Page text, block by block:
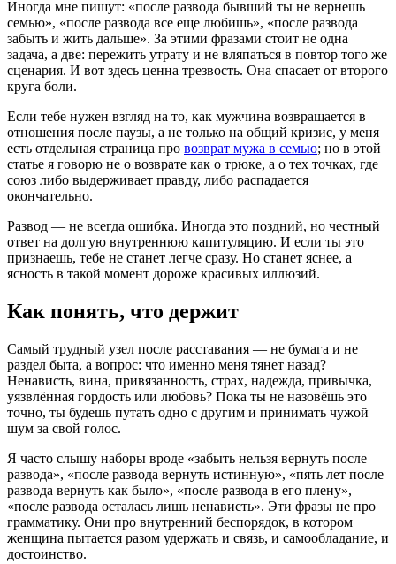
Иногда мне пишут: «после развода бывший ты не вернешь
семью», «после развода все еще любишь», «после развода
забыть и жить дальше». За этими фразами стоит не одна
задача, а две: пережить утрату и не вляпаться в повтор того же
сценария. И вот здесь ценна трезвость. Она спасает от второго
круга боли.
Если тебе нужен взгляд на то, как мужчина возвращается в
отношения после паузы, а не только на общий кризис, у меня
есть отдельная страница про возврат мужа в семью; но в этой
статье я говорю не о возврате как о трюке, а о тех точках, где
союз либо выдерживает правду, либо распадается
окончательно.
Развод — не всегда ошибка. Иногда это поздний, но честный
ответ на долгую внутреннюю капитуляцию. И если ты это
признаешь, тебе не станет легче сразу. Но станет яснее, а
ясность в такой момент дороже красивых иллюзий.
Как понять, что держит
Самый трудный узел после расставания — не бумага и не
раздел быта, а вопрос: что именно меня тянет назад?
Ненависть, вина, привязанность, страх, надежда, привычка,
уязвлённая гордость или любовь? Пока ты не назовёшь это
точно, ты будешь путать одно с другим и принимать чужой
шум за свой голос.
Я часто слышу наборы вроде «забыть нельзя вернуть после
развода», «после развода вернуть истинную», «пять лет после
развода вернуть как было», «после развода в его плену»,
«после развода осталась лишь ненависть». Эти фразы не про
грамматику. Они про внутренний беспорядок, в котором
женщина пытается разом удержать и связь, и самообладание, и
достоинство.